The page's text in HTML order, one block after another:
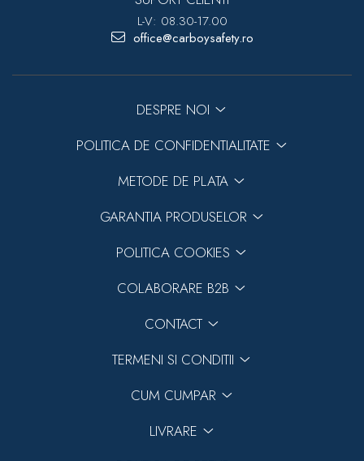
Previous Next
L-V: 08.30-17.00
office@carboysafety.ro
DESPRE NOI
POLITICA DE CONFIDENTIALITATE
METODE DE PLATA
GARANTIA PRODUSELOR
POLITICA COOKIES
COLABORARE B2B
CONTACT
TERMENI SI CONDITII
CUM CUMPAR
LIVRARE